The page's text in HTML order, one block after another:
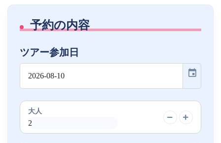
予約の内容
ツアー参加日
event
大人